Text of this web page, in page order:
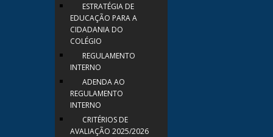
ESTRATÉGIA DE
EDUCAÇÃO PARA A
CIDADANIA DO
COLÉGIO
REGULAMENTO
INTERNO
ADENDA AO
REGULAMENTO
INTERNO
CRITÉRIOS DE
AVALIAÇÃO 2025/2026